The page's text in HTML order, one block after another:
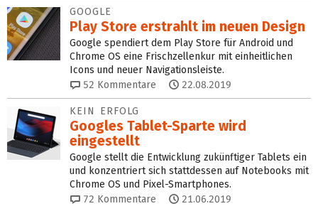
GOOGLE
Play Store erstrahlt im neuen Design
Google spendiert dem Play Store für Android und
Chrome OS eine Frischzellenkur mit einheitlichen
Icons und neuer Navigationsleiste.
52 Kommentare 22.08.2019
KEIN ERFOLG
Googles Tablet-Sparte wird
eingestellt
Google stellt die Entwicklung zukünftiger Tablets ein
und konzentriert sich stattdessen auf Notebooks mit
Chrome OS und Pixel-Smartphones.
72 Kommentare 21.06.2019